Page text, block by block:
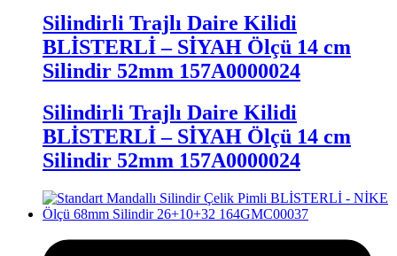
Silindirli Trajlı Daire Kilidi
BLİSTERLİ – SİYAH Ölçü 14 cm
Silindir 52mm 157A0000024
Silindirli Trajlı Daire Kilidi
BLİSTERLİ – SİYAH Ölçü 14 cm
Silindir 52mm 157A0000024